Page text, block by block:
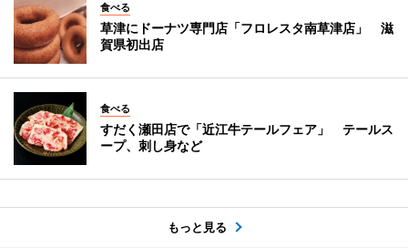
食べる
草津にドーナツ専門店「フロレスタ南草津店」 滋
賀県初出店
食べる
すだく瀬田店で「近江牛テールフェア」 テールス
ープ、刺し身など
もっと見る